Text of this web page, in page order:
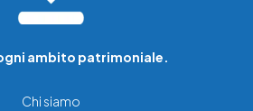
ambito patrimoniale.
Chi siamo